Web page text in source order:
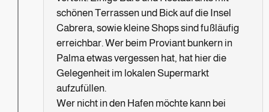
schönen Terrassen und Bick auf die Insel
Cabrera, sowie kleine Shops sind fußläufig
erreichbar. Wer beim Proviant bunkern in
Palma etwas vergessen hat, hat hier die
Gelegenheit im lokalen Supermarkt
aufzufüllen.
Wer nicht in den Hafen möchte kann bei